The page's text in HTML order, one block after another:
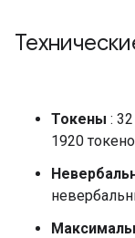
Токены :
1920